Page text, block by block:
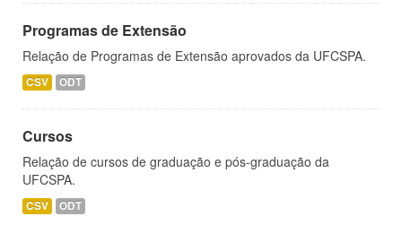
Programas de Extensão
Relação de Programas de Extensão aprovados da UFCSPA.
CSV ODT
Cursos
Relação de cursos de graduação e pós-graduação da
UFCSPA.
CSV ODT